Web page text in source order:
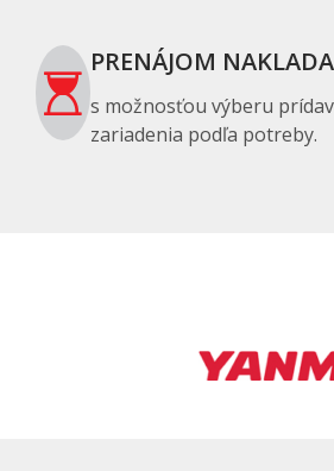
PRENÁJOM
s možnosťou výberu
zariadenia podľa potreby.